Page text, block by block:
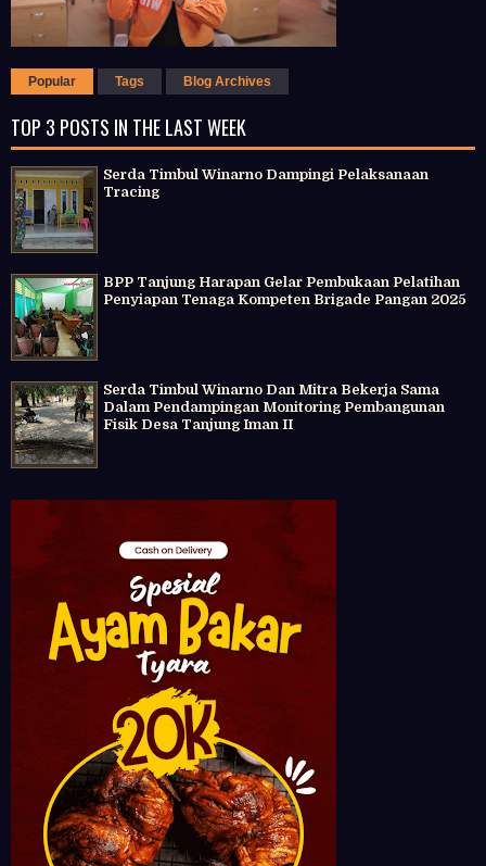
Popular Tags Blog Archives
TOP 3 POSTS IN THE LAST WEEK
Serda Timbul Winarno Dampingi Pelaksanaan
Tracing
BPP Tanjung Harapan Gelar Pembukaan Pelatihan
Penyiapan Tenaga Kompeten Brigade Pangan 2025
Serda Timbul Winarno Dan Mitra Bekerja Sama
Dalam Pendampingan Monitoring Pembangunan
Fisik Desa Tanjung Iman II